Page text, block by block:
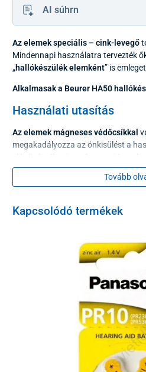
AI súhrn
Az elemek speciális – cink-levegő
Mindennapi használatra tervezték
„hallókészülék elemként” is
Alkalmasak a Beurer HA50
Használati utasítás
Az elemek mágneses védőcsíkkal
megakadályozza az önkisülést a
pihentetni kell, hogy teljesen
A csomag tartalma
Paraméterek
Tovább
Kapcsolódó termékek